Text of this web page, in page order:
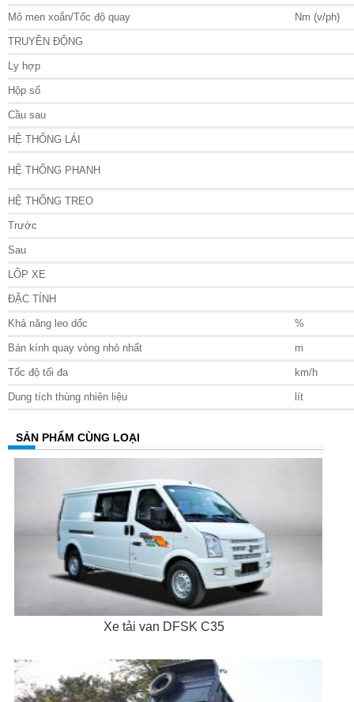
Mô men xoắn/Tốc độ quay Nm (v/ph)
TRUYỀN ĐỘNG
Ly hợp
Hộp số
Cầu sau
HỆ THỐNG LÁI
HỆ THỐNG PHANH
HỆ THỐNG TREO
Trước
Sau
LỐP XE
ĐẶC TÍNH
Khả năng leo dốc %
Bán kính quay vòng nhỏ nhất m
Tốc độ tối đa km/h
Dung tích thùng nhiên liệu lít
SẢN PHẨM CÙNG LOẠI
Xe tải van DFSK C35